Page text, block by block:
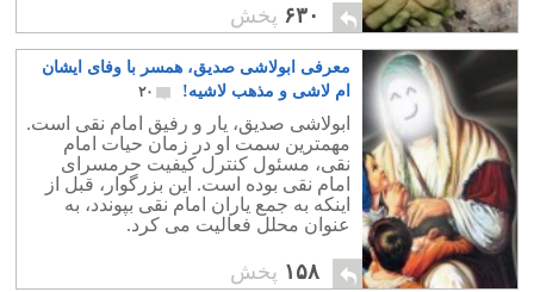
۶۳۰ پخش
معرفی ابولاشی صدیق، همسر با وفای ایشان
ام لاشی و مذهب لاشیه!
۲۰
ابولاشی صدیق، یار و رفیق امام نقی است.
مهمترین سمت او در زمان حیات امام
نقی، مسئول کنترل کیفیت حرمسرای
امام نقی بوده است. این بزرگوار، قبل از
اینکه به جمع یاران امام نقی بپوندد، به
عنوان محلل فعالیت می کرد.
۱۵۸ پخش